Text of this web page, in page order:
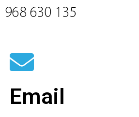
968 630 135
Email